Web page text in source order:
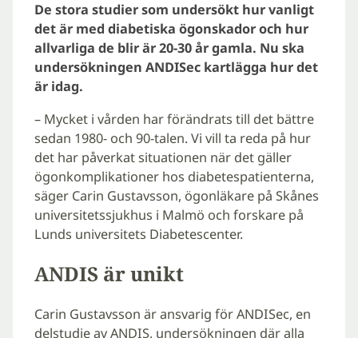
De stora studier som undersökt hur vanligt
det är med diabetiska ögonskador och hur
allvarliga de blir är 20-30 år gamla. Nu ska
undersökningen ANDISec kartlägga hur det
är idag.
– Mycket i vården har förändrats till det bättre
sedan 1980- och 90-talen. Vi vill ta reda på hur
det har påverkat situationen när det gäller
ögonkomplikationer hos diabetespatienterna,
säger Carin Gustavsson, ögonläkare på Skånes
universitetssjukhus i Malmö och forskare på
Lunds universitets Diabetescenter.
ANDIS är unikt
Carin Gustavsson är ansvarig för ANDISec, en
delstudie av ANDIS, undersökningen där alla